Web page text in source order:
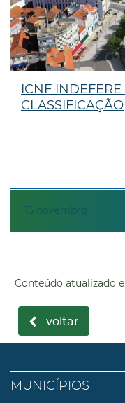
15 novembro
ICNF
CLASSIFICAÇÃO
Conteúdo atualizado
voltar
MUNICÍPIOS